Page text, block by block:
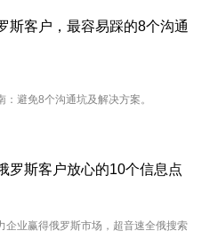
斯客户，最容易踩的8个沟通
避免8个沟通坑及解决方案。
罗斯客户放心的10个信息点
企业赢得俄罗斯市场，超音速全俄搜索